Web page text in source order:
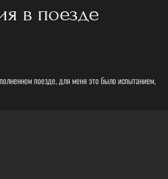
в поезде
поезде, для меня это было испытанием,